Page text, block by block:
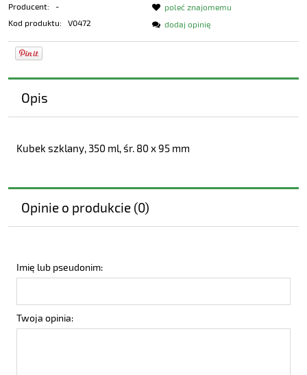
Producent:
-
Kod produktu:
V0472
poleć znajomemu
dodaj opinię
Opis
Kubek szklany, 350 ml, śr. 80 x 95 mm
Opinie o produkcie (0)
Imię lub pseudonim:
Twoja opinia: